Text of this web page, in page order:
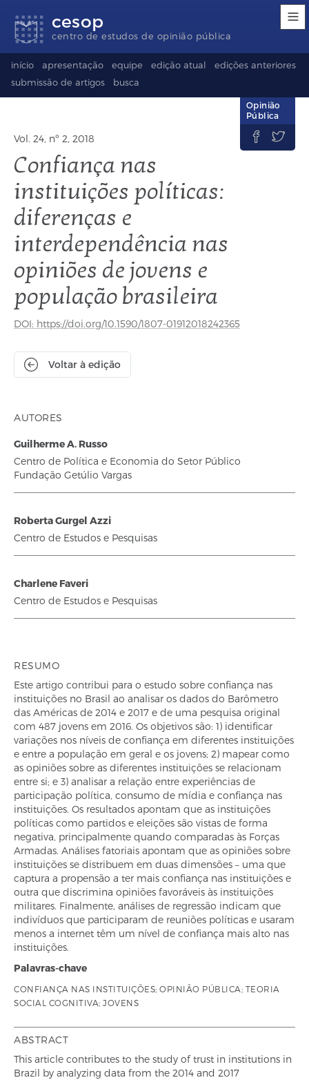
acessibilidade
para
conteúdo
para
rodapé
idioma
(Language
selection)
cesop
centro de estudos de opinião pública
início apresentação equipe edição atual
edições anteriores
submissão de artigos
busca
Vol. 24, nº 2, 2018
Confiança nas
instituições políticas:
diferenças e
interdependência nas
opiniões de jovens e
população brasileira
DOI: https://doi.org/10.1590/1807-01912018242365
Voltar à edição
Opinião
Pública
 
AUTORES
Guilherme A. Russo
Centro de Política e Economia do Setor Público
Fundação Getúlio Vargas
Roberta Gurgel Azzi
Centro de Estudos e Pesquisas
Charlene Faveri
Centro de Estudos e Pesquisas
RESUMO
Este artigo contribui para o estudo sobre confiança nas
instituições no Brasil ao analisar os dados do Barômetro
das Américas de 2014 e 2017 e de uma pesquisa original
com 487 jovens em 2016. Os objetivos são: 1) identificar
variações nos níveis de confiança em diferentes instituições
e entre a população em geral e os jovens; 2) mapear como
as opiniões sobre as diferentes instituições se relacionam
entre si; e 3) analisar a relação entre experiências de
participação política, consumo de mídia e confiança nas
instituições. Os resultados apontam que as instituições
políticas como partidos e eleições são vistas de forma
negativa, principalmente quando comparadas às Forças
Armadas. Análises fatoriais apontam que as opiniões sobre
instituições se distribuem em duas dimensões – uma que
captura a propensão a ter mais confiança nas instituições e
outra que discrimina opiniões favoráveis às instituições
militares. Finalmente, análises de regressão indicam que
indivíduos que participaram de reuniões políticas e usaram
menos a internet têm um nível de confiança mais alto nas
instituições.
Palavras-chave
CONFIANÇA NAS INSTITUIÇÕES; OPINIÃO PÚBLICA; TEORIA
SOCIAL COGNITIVA; JOVENS
ABSTRACT
This article contributes to the study of trust in institutions in
Brazil by analyzing data from the 2014 and 2017